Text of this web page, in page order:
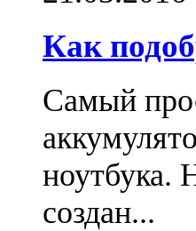
Как
Самый
ноутбука.
создан...